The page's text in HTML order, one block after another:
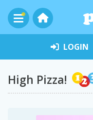
LOGIN
High Pizza!